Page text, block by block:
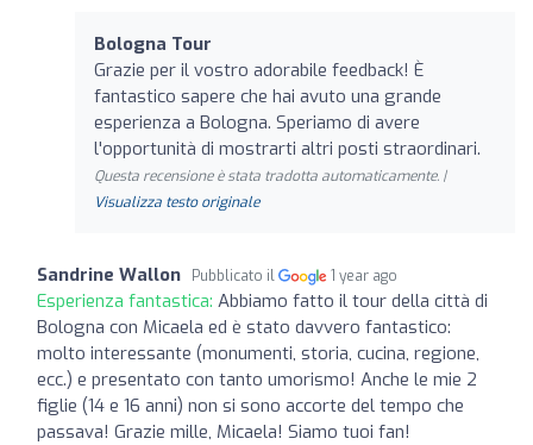
Bologna Tour
Grazie per il vostro adorabile feedback! È
fantastico sapere che hai avuto una grande
esperienza a Bologna. Speriamo di avere
l'opportunità di mostrarti altri posti straordinari.
Questa recensione è stata tradotta automaticamente. |
Visualizza testo originale
Sandrine Wallon Pubblicato il 1 year ago
Esperienza fantastica: Abbiamo fatto il tour della città di
Bologna con Micaela ed è stato davvero fantastico:
molto interessante (monumenti, storia, cucina, regione,
ecc.) e presentato con tanto umorismo! Anche le mie 2
figlie (14 e 16 anni) non si sono accorte del tempo che
passava! Grazie mille, Micaela! Siamo tuoi fan!